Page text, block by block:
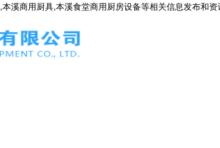
,本溪商用厨具,本溪食堂商用厨房设备等相关信息发布和资